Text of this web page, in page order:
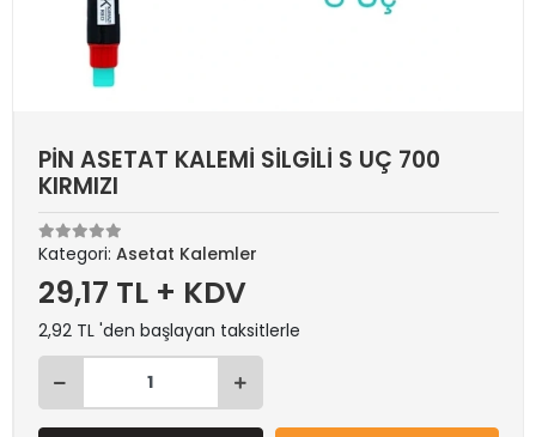
PİN ASETAT KALEMİ SİLGİLİ S UÇ 700
KIRMIZI
Kategori: Asetat Kalemler
29,17 TL + KDV
2,92 TL 'den başlayan taksitlerle